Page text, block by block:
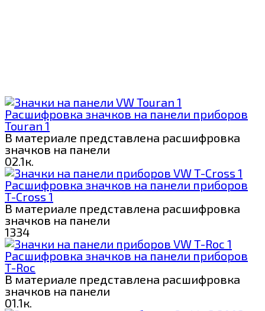
Расшифровка значков на панели приборов
Touran 1
В материале представлена расшифровка
значков на панели
02.1к.
Расшифровка значков на панели приборов
T-Cross 1
В материале представлена расшифровка
значков на панели
1334
Расшифровка значков на панели приборов
T-Roc
В материале представлена расшифровка
значков на панели
01.1к.